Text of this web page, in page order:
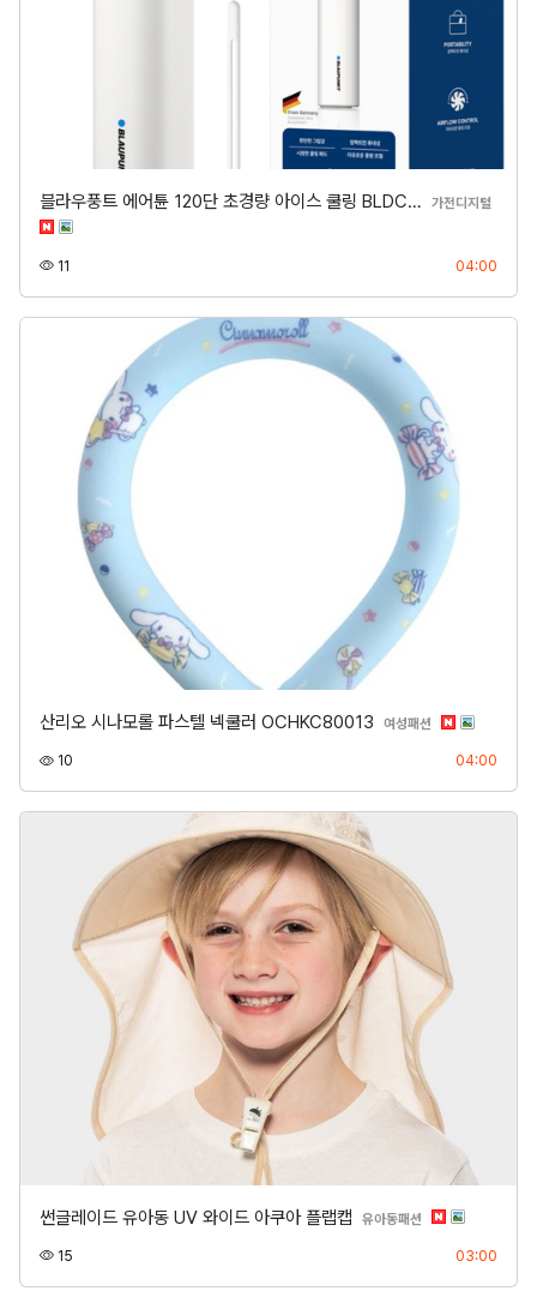
블라우풍트 에어튠 120단 초경량 아이스 쿨링 BLDC… 가전디지털
11 04:00
산리오 시나모롤 파스텔 넥쿨러 OCHKC80013 여성패션 분류
10 04:00
썬글레이드 유아동 UV 와이드 아쿠아 플랩캡 유아동패션 분류
15 03:00